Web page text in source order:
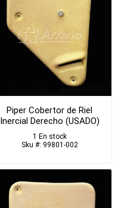
Piper Cobertor de Riel
Inercial Derecho (USADO)
1 En stock
Sku #: 99801-002